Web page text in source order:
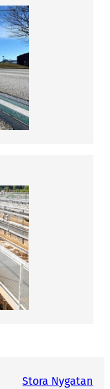
Stora Nygatan